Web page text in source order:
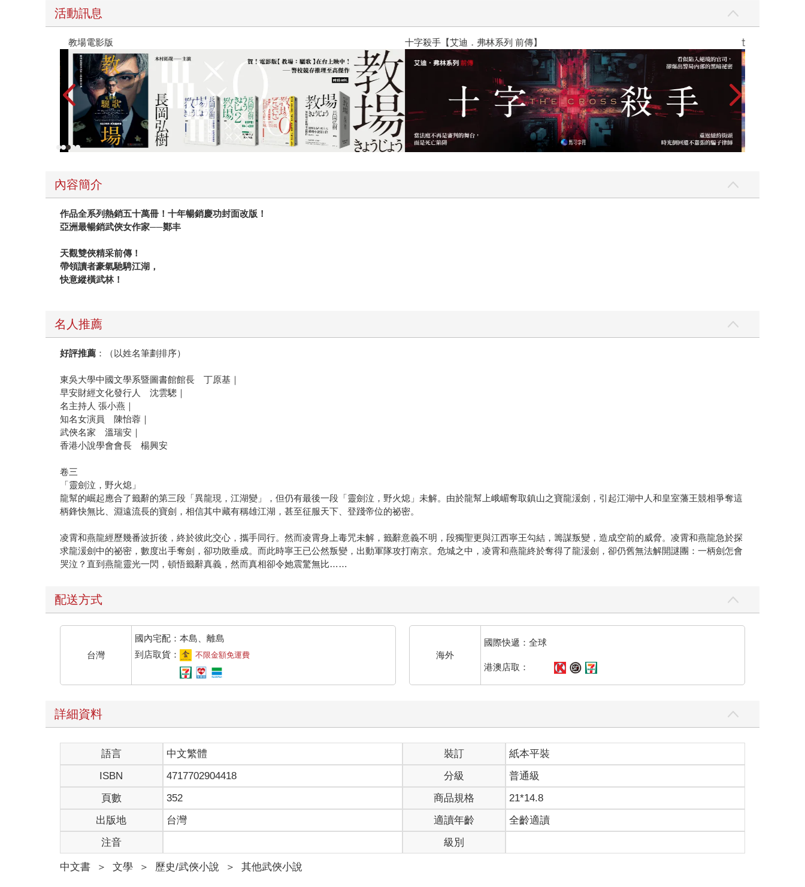
活動訊息
教場電影版 十字殺手【艾迪．弗林系列 前傳】 世界上最透明
內容簡介
作品全系列熱銷五十萬冊！十年暢銷慶功封面改版！
亞洲最暢銷武俠女作家──鄭丰
天觀雙俠精采前傳！
帶領讀者豪氣馳騁江湖，
快意縱橫武林！
名人推薦
好評推薦 ：（以姓名筆劃排序）
東吳大學中國文學系暨圖書館館長 丁原基｜
早安財經文化發行人 沈雲驄｜
名主持人 張小燕｜
知名女演員 陳怡蓉｜
武俠名家 溫瑞安｜
香港小說學會會長 楊興安
卷三
「靈劍泣，野火熄」
龍幫的崛起應合了籤辭的第三段「異龍現，江湖變」，但仍有最後一段「靈劍泣，野火熄」未解。由於龍幫上峨嵋奪取鎮山之寶龍湲劍，引起江湖中人和皇室藩王競相爭奪這
柄鋒快無比、淵遠流長的寶劍，相信其中藏有稱雄江湖，甚至征服天下、登踐帝位的祕密。
凌霄和燕龍經歷幾番波折後，終於彼此交心，攜手同行。然而凌霄身上毒咒未解，籤辭意義不明，段獨聖更與江西寧王勾結，籌謀叛變，造成空前的威脅。凌霄和燕龍急於探
求龍湲劍中的祕密，數度出手奪劍，卻功敗垂成。而此時寧王已公然叛變，出動軍隊攻打南京。危城之中，凌霄和燕龍終於奪得了龍湲劍，卻仍舊無法解開謎團：一柄劍怎會
哭泣？直到燕龍靈光一閃，頓悟籤辭真義，然而真相卻令她震驚無比……
配送方式
台灣
國內宅配：本島、離島
到店取貨：
不限金額免運費 海外
國際快遞：全球
港澳店取：
詳細資料
語言 中文繁體 裝訂
紙本平裝
ISBN
4717702904418 分級
普通級
頁數
352 商品規格
21*14.8
出版地
台灣 適讀年齡
全齡適讀
注音
級別
中文書 ＞ 文學 ＞ 歷史/武俠小說 ＞ 其他武俠小說